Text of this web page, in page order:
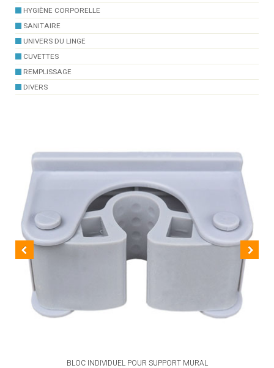
HYGIÈNE CORPORELLE
SANITAIRE
UNIVERS DU LINGE
CUVETTES
REMPLISSAGE
DIVERS
BLOC INDIVIDUEL POUR SUPPORT MURAL